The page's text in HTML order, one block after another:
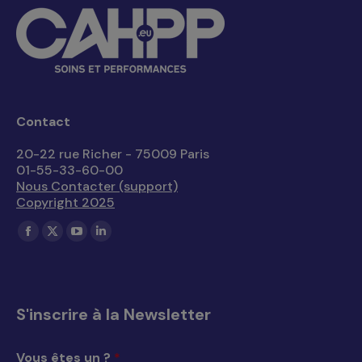
Contact
20-22 rue Richer - 75009 Paris
01-55-33-60-00
Nous Contacter (support)
Copyright 2025
Trouvez nous sur :
La
dans
La
dans
La
dans
La
dans
S'inscrire à la Newsletter
Vous êtes un ? *